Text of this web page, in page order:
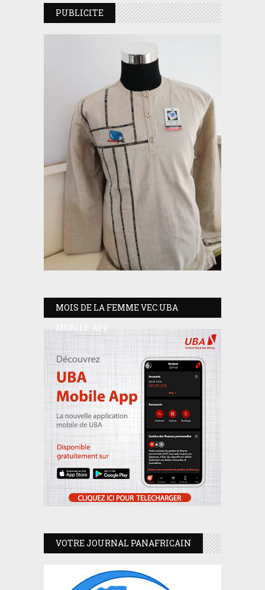
PUBLICITE
MOIS DE LA FEMME VEC UBA
MOBILE APP
VOTRE JOURNAL PANAFRICAIN